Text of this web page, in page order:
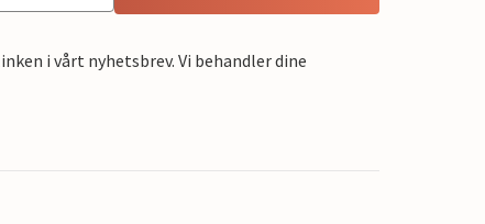
i vårt nyhetsbrev. Vi behandler dine